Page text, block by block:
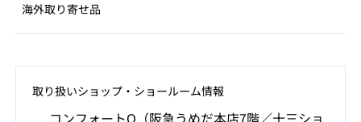
海外取り寄せ品
取り扱いショップ‧ショールーム情報
コンフォートQ（阪急うめだ本店7階／十三ショ